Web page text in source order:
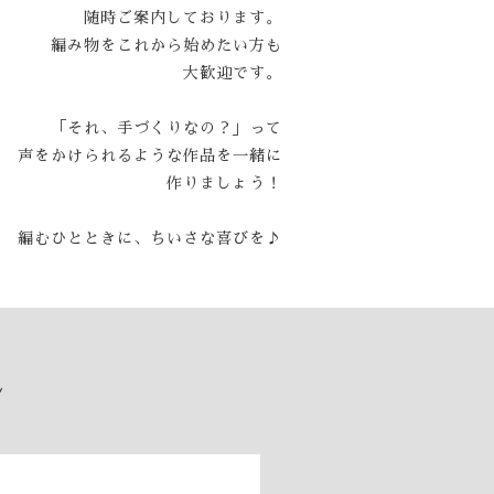
随時ご案内しております。
編み物をこれから始めたい方も
大歓迎です。
「それ、手づくりなの？」って
声をかけられるような作品を一緒に
作りましょう！
編むひとときに、ちいさな喜びを♪